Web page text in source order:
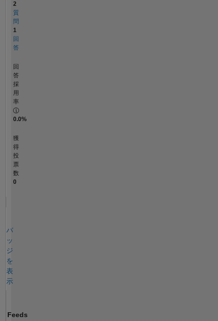
2
質
問
1
回
答
回
答
採
用
率
0.0%
獲
得
投
票
数
0
バ
ッ
ジ
を
表
示
Feeds